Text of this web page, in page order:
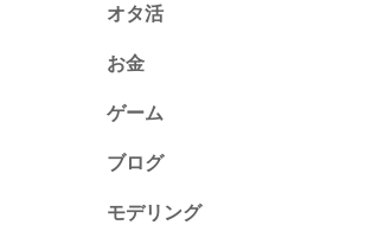
オタ活
お金
ゲーム
ブログ
モデリング